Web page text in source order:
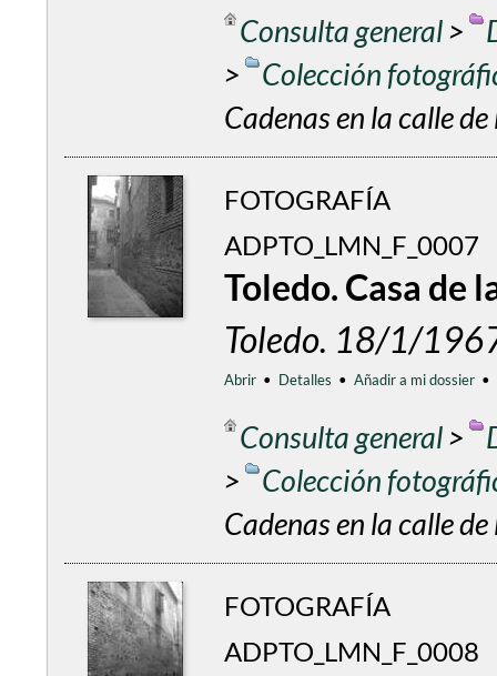
Consulta general>
>
Colección
Cadenas en la calle
FOTOGRAFÍA
ADPTO_LMN_F_0007
Toledo. Casa de
Toledo. 18/1/
Abrir • Detalles • Añadir a mi dossier •
Consulta general>
>
Colección
Cadenas en la calle
FOTOGRAFÍA
ADPTO_LMN_F_0008